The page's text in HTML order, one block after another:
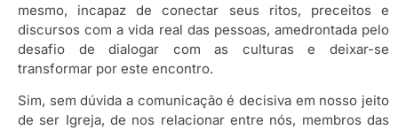
mesmo, incapaz de conectar seus ritos, preceitos e
discursos com a vida real das pessoas, amedrontada pelo
desafio de dialogar com as culturas e deixar-se
transformar por este encontro.
Sim, sem dúvida a comunicação é decisiva em nosso jeito
de ser Igreja, de nos relacionar entre nós, membros das